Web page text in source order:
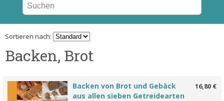
Sortieren nach:
Backen, Brot
16,80 €
Backen von Brot und Gebäck
aus allen sieben Getreidearten